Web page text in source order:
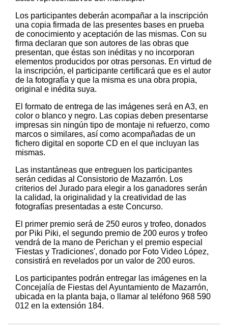
Los participantes deberán acompañar a la inscripción
una copia firmada de las presentes bases en prueba
de conocimiento y aceptación de las mismas. Con su
firma declaran que son autores de las obras que
presentan, que éstas son inéditas y no incorporan
elementos producidos por otras personas. En virtud de
la inscripción, el participante certificará que es el autor
de la fotografía y que la misma es una obra propia,
original e inédita suya.
El formato de entrega de las imágenes será en A3, en
color o blanco y negro. Las copias deben presentarse
impresas sin ningún tipo de montaje ni refuerzo, como
marcos o similares, así como acompañadas de un
fichero digital en soporte CD en el que incluyan las
mismas.
Las instantáneas que entreguen los participantes
serán cedidas al Consistorio de Mazarrón. Los
criterios del Jurado para elegir a los ganadores serán
la calidad, la originalidad y la creatividad de las
fotografías presentadas a este Concurso.
El primer premio será de 250 euros y trofeo, donados
por Piki Piki, el segundo premio de 200 euros y trofeo
vendrá de la mano de Perichan y el premio especial
'Fiestas y Tradiciones', donado por Foto Video López,
consistirá en revelados por un valor de 200 euros.
Los participantes podrán entregar las imágenes en la
Concejalía de Fiestas del Ayuntamiento de Mazarrón,
ubicada en la planta baja, o llamar al teléfono 968 590
012 en la extensión 184.